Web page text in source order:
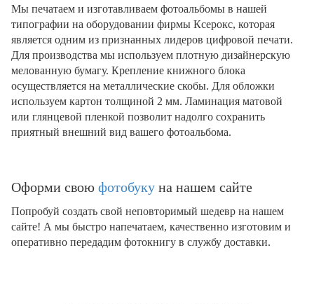
Мы печатаем и изготавливаем фотоальбомы в нашей
типографии на оборудовании фирмы Ксерокс, которая
является одним из признанных лидеров цифровой печати.
Для производства мы используем плотную дизайнерскую
мелованную бумагу. Крепление книжного блока
осуществляется на металлические скобы. Для обложки
используем картон толщиной 2 мм. Ламинация матовой
или глянцевой пленкой позволит надолго сохранить
приятный внешний вид вашего фотоальбома.
Оформи свою фотобуку на нашем сайте
Попробуй создать свой неповторимый шедевр на нашем
сайте! А мы быстро напечатаем, качественно изготовим и
оперативно передадим фотокнигу в службу доставки.